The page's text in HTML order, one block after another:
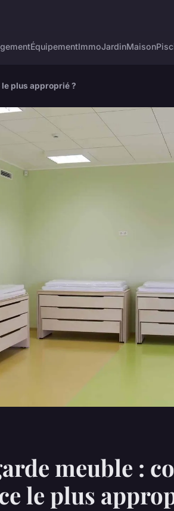
ÉquipementImmoJardinMaison
plus approprié ?
meuble :
le plus